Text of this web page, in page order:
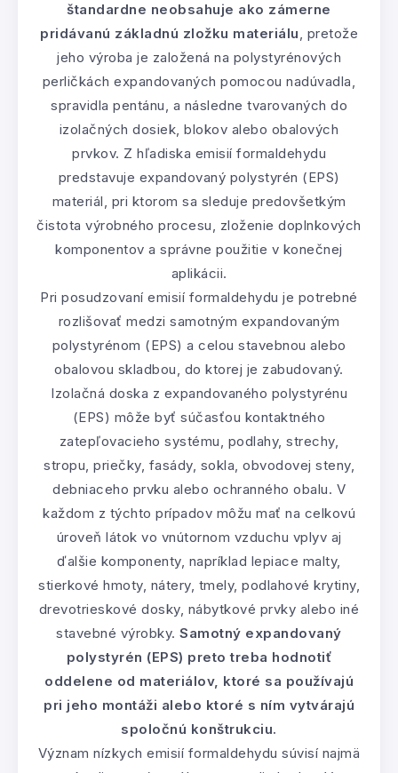
štandardne neobsahuje ako zámerne
pridávanú základnú zložku materiálu, pretože
jeho výroba je založená na polystyrénových
perličkách expandovaných pomocou nadúvadla,
spravidla pentánu, a následne tvarovaných do
izolačných dosiek, blokov alebo obalových
prvkov. Z hľadiska emisií formaldehydu
predstavuje expandovaný polystyrén (EPS)
materiál, pri ktorom sa sleduje predovšetkým
čistota výrobného procesu, zloženie doplnkových
komponentov a správne použitie v konečnej
aplikácii.
Pri posudzovaní emisií formaldehydu je potrebné
rozlišovať medzi samotným expandovaným
polystyrénom (EPS) a celou stavebnou alebo
obalovou skladbou, do ktorej je zabudovaný.
Izolačná doska z expandovaného polystyrénu
(EPS) môže byť súčasťou kontaktného
zatepľovacieho systému, podlahy, strechy,
stropu, priečky, fasády, sokla, obvodovej steny,
debniaceho prvku alebo ochranného obalu. V
každom z týchto prípadov môžu mať na celkovú
úroveň látok vo vnútornom vzduchu vplyv aj
ďalšie komponenty, napríklad lepiace malty,
stierkové hmoty, nátery, tmely, podlahové krytiny,
drevotrieskové dosky, nábytkové prvky alebo iné
stavebné výrobky.Samotný expandovaný
polystyrén (EPS) preto treba hodnotiť
oddelene od materiálov, ktoré sa používajú
pri jeho montáži alebo ktoré s ním vytvárajú
spoločnú konštrukciu.
Význam nízkych emisií formaldehydu súvisí najmä